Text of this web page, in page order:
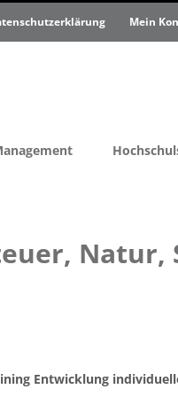
Mein
Natur,
Entwicklung